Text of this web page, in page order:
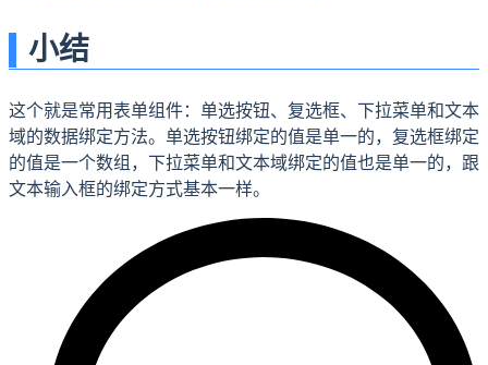
小结
这个就是常用表单组件：单选按钮、复选框、下拉菜单和文本
域的数据绑定方法。单选按钮绑定的值是单一的，复选框绑定
的值是一个数组，下拉菜单和文本域绑定的值也是单一的，跟
文本输入框的绑定方式基本一样。